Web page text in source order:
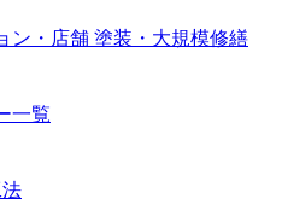
ン・店舗 塗装・大規模修繕
一覧